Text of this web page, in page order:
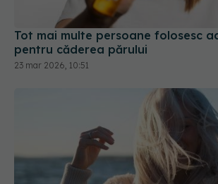
23 mar 2026, 10:51